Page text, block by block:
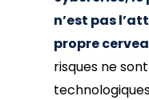
n’est pas
propre
risques ne